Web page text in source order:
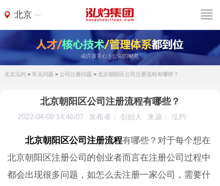
北京
北京泓灼 > 常见问题 > 公司注册问题 > 北京朝阳区公司注册流程有哪些？
北京朝阳区公司注册流程有哪些？
2022-04-08 14:46:07 发布者： 创始人 来源： 泓灼
北京朝阳区公司注册流程有哪些？对于每个想在
北京朝阳区注册公司的创业者而言在注册公司过程中
都会出现很多问题，如怎么去注册一家公司，需要什